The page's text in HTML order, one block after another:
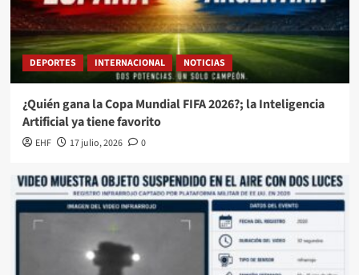
DEPORTES INTERNACIONAL NOTICIAS
¿Quién gana la Copa Mundial FIFA 2026?; la Inteligencia
Artificial ya tiene favorito
EHF 17 julio, 2026 0